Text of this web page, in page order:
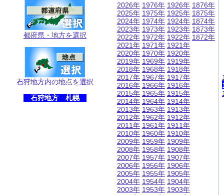
都府県・地方を選択
石狩地方内の地点を選択
石狩地方 札幌
2026年
2025年
2024年
2023年
2022年
2021年
2020年
2019年
2018年
2017年
2016年
2015年
2014年
2013年
2012年
2011年
2010年
2009年
2008年
2007年
2006年
2005年
2004年
2003年
1976年
1975年
1974年
1973年
1972年
1971年
1970年
1969年
1968年
1967年
1966年
1965年
1964年
1963年
1962年
1961年
1960年
1959年
1958年
1957年
1956年
1955年
1954年
1953年
1926年
1925年
1924年
1923年
1922年
1921年
1920年
1919年
1918年
1917年
1916年
1915年
1914年
1913年
1912年
1911年
1910年
1909年
1908年
1907年
1906年
1905年
1904年
1903年
1876年
1875年
1874年
1873年
1872年